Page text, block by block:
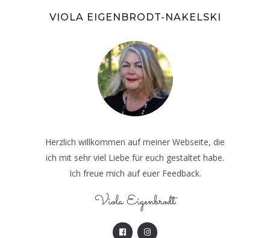
VIOLA EIGENBRODT-NAKELSKI
Herzlich willkommen auf meiner Webseite, die
ich mit sehr viel Liebe für euch gestaltet habe.
Ich freue mich auf euer Feedback.
Viola Eigenbrodt